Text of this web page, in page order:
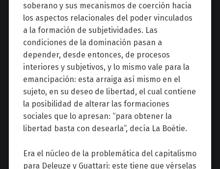
soberano y sus mecanismos de coerción hacia
los aspectos relacionales del poder vinculados
a la formación de subjetividades. Las
condiciones de la dominación pasan a
depender, desde entonces, de procesos
interiores y subjetivos, y lo mismo vale para la
emancipación: esta arraiga así mismo en el
sujeto, en su deseo de libertad, el cual contiene
la posibilidad de alterar las formaciones
sociales que lo apresan: “para obtener la
libertad basta con desearla”, decía La Boétie.
Era el núcleo de la problemática del capitalismo
para Deleuze y Guattari: este tiene que vérselas